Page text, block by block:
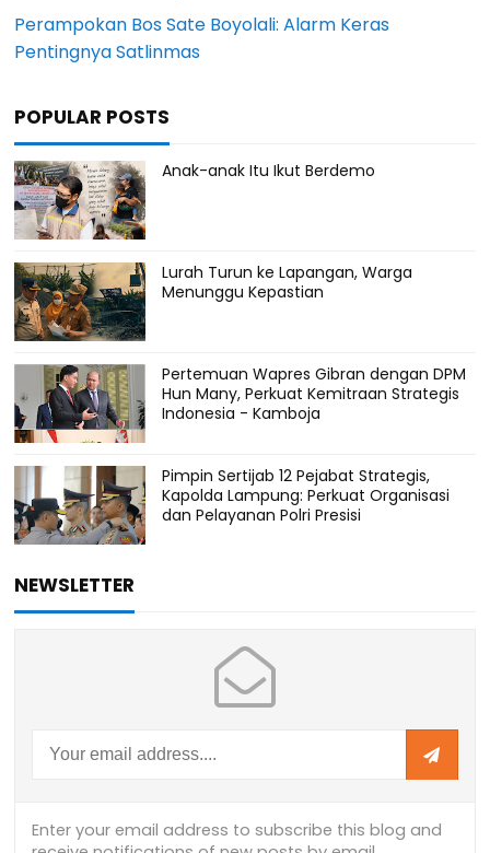
Perampokan Bos Sate Boyolali: Alarm Keras
Pentingnya Satlinmas
POPULAR POSTS
Anak-anak Itu Ikut Berdemo
Lurah Turun ke Lapangan, Warga
Menunggu Kepastian
Pertemuan Wapres Gibran dengan DPM
Hun Many, Perkuat Kemitraan Strategis
Indonesia - Kamboja
Pimpin Sertijab 12 Pejabat Strategis,
Kapolda Lampung: Perkuat Organisasi
dan Pelayanan Polri Presisi
NEWSLETTER